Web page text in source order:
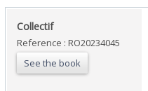
‎Collectif‎
Reference : RO20234045
See the book